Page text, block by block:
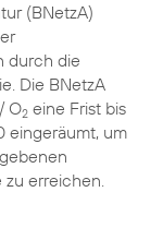
(BNetzA)
durch die
Die BNetzA
O2eine Frist bis
eingeräumt, um
zu erreichen.